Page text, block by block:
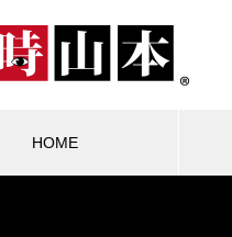
HOME